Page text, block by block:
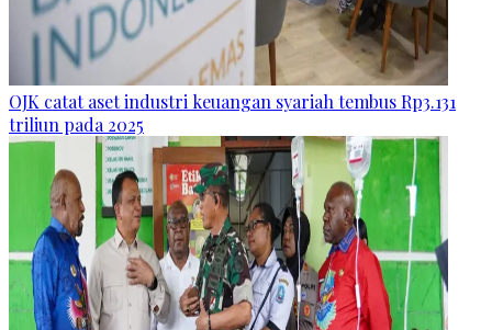
OJK catat aset industri keuangan syariah tembus Rp3.131
triliun pada 2025